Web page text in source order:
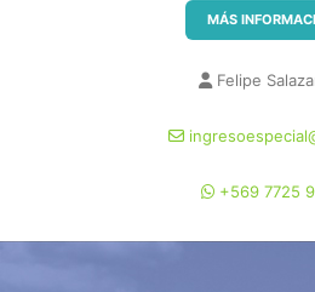
MÁS
Felipe
+569 7725